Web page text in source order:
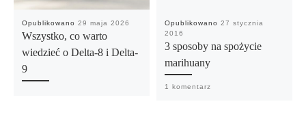
Opublikowano 29 maja 2026
Wszystko, co warto
wiedzieć o Delta-8 i Delta-
9
Opublikowano 27 stycznia
2016
3 sposoby na spożycie
marihuany
1 komentarz